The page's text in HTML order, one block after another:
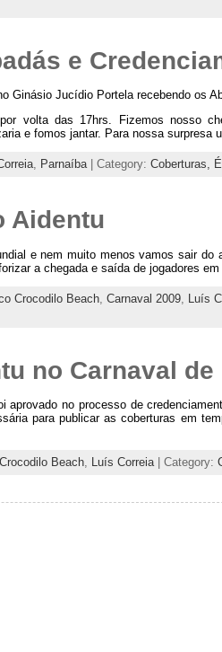
e
Ginásio Jucídio Portela recebendo os
volta das 17hrs. Fizemos nosso
e fomos jantar. Para nossa surpresa
, Parnaíba| Category: Coberturas,
Aidentu
e nem muito menos vamos sair
a chegada e saída de jogadores
Crocodilo Beach, Carnaval 2009, Luís
no Carnaval
aprovado no processo de
para publicar as coberturas em
Crocodilo Beach, Luís Correia| Category: